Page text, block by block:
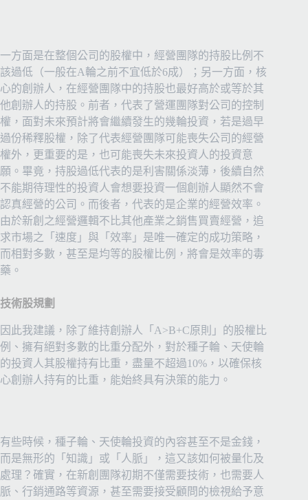
一方面是在整個公司的股權中，經營團隊的持股比例不
該過低（一般在A輪之前不宜低於6成）；另一方面，核
心的創辦人，在經營團隊中的持股也最好高於或等於其
他創辦人的持股。前者，代表了營運團隊對公司的控制
權，面對未來預計將會繼續發生的幾輪投資，若是過早
過份稀釋股權，除了代表經營團隊可能喪失公司的經營
權外，更重要的是，也可能喪失未來投資人的投資意
願。畢竟，持股過低代表的是利害關係淡薄，後續自然
不能期待理性的投資人會想要投資一個創辦人顯然不會
認真經營的公司。而後者，代表的是企業的經營效率。
由於新創之經營邏輯不比其他產業之銷售買賣經營，追
求市場之「速度」與「效率」是唯一確定的成功策略，
而相對多數，甚至是均等的股權比例，將會是效率的毒
藥。
技術股規劃
因此我建議，除了維持創辦人「A>B+C原則」的股權比
例、擁有絕對多數的比重分配外，對於種子輪、天使輪
的投資人其股權持有比重，盡量不超過10%，以確保核
心創辦人持有的比重，能始終具有決策的能力。
有些時候，種子輪、天使輪投資的內容甚至不是金錢，
而是無形的「知識」或「人脈」，這又該如何被量化及
處理？確實，在新創團隊初期不僅需要技術，也需要人
脈、行銷通路等資源，甚至需要接受顧問的檢視給予意